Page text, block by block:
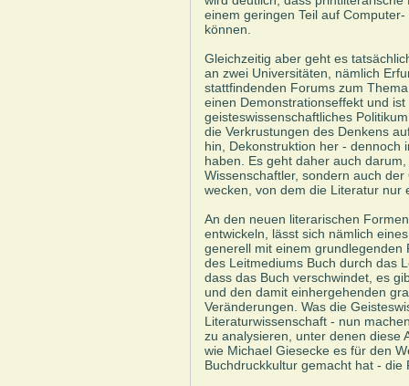
einem geringen Teil auf
können.
Gleichzeitig aber geht es
an zwei Universitäten, nämlich
stattfindenden Forums zum
einen Demonstrationseffekt und
geisteswissenschaftliches
die Verkrustungen des Denkens
hin, Dekonstruktion her - dennoch
haben. Es geht daher auch
Wissenschaftler, sondern auch
wecken, von dem die Literatur nur
An den neuen literarischen
entwickeln, lässt sich nämlich
generell mit einem grundlegenden
des Leitmediums Buch durch das
dass das Buch verschwindet, es
und den damit einhergehenden
Veränderungen. Was die
Literaturwissenschaft - nun
zu analysieren, unter denen diese
wie Michael Giesecke es für den
Buchdruckkultur gemacht hat - die